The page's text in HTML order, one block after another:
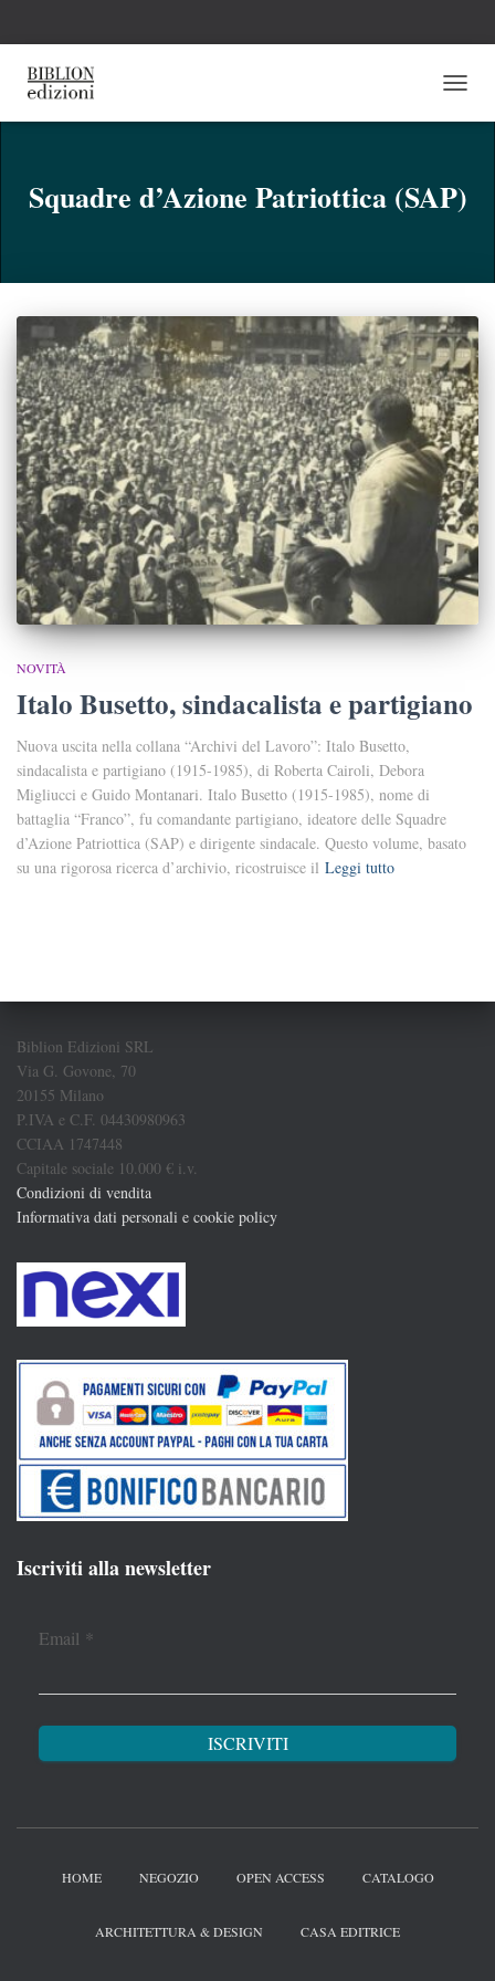
Squadre d’Azione Patriottica (SAP)
NOVITÀ
Italo Busetto, sindacalista e partigiano
Nuova uscita nella collana “Archivi del Lavoro”: Italo Busetto,
sindacalista e partigiano (1915-1985), di Roberta Cairoli, Debora
Migliucci e Guido Montanari. Italo Busetto (1915-1985), nome di
battaglia “Franco”, fu comandante partigiano, ideatore delle Squadre
d’Azione Patriottica (SAP) e dirigente sindacale. Questo volume, basato
su una rigorosa ricerca d’archivio, ricostruisce il Leggi tutto
Biblion Edizioni SRL
Via G. Govone, 70
20155 Milano
P.IVA e C.F. 04430980963
CCIAA 1747448
Capitale sociale 10.000 € i.v.
Condizioni di vendita
Informativa dati personali e cookie policy
Iscriviti alla newsletter
Email *
HOME NEGOZIO OPEN ACCESS CATALOGO
ARCHITETTURA & DESIGN CASA EDITRICE